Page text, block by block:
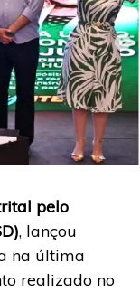
pelo
, lançou
na última
realizado no